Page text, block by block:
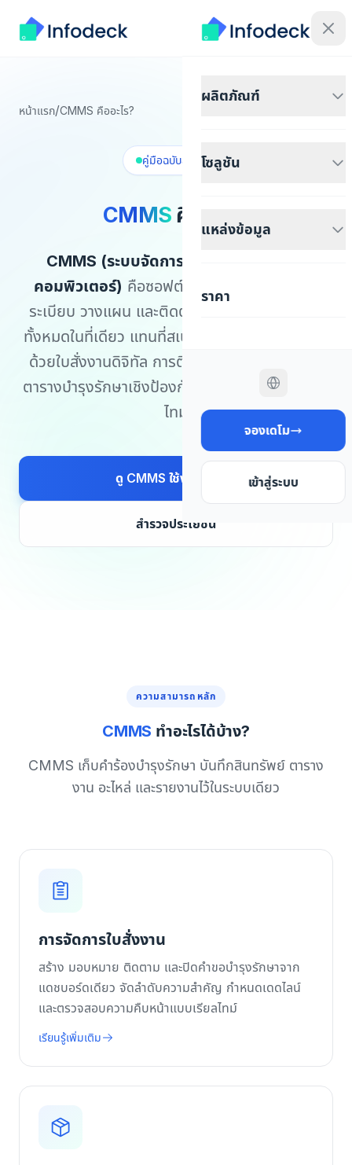
ผลิตภัณฑ์
โซลูชัน
แหล่งข้อมูล
ราคา
จองเดโม
เข้าสู่ระบบ
หน้าแรก/CMMS คืออะไร?
คู่มือฉบับสมบูรณ์
CMMS คืออะไร?
CMMS (ระบบจัดการงานบำรุงรักษาด้วย
คอมพิวเตอร์) คือซอฟต์แวร์ที่ช่วยทีมอาคารจัด
ระเบียบ วางแผน และติดตามกิจกรรมบำรุงรักษา
ทั้งหมดในที่เดียว แทนที่สเปรดชีตและระบบกระดาษ
ด้วยใบสั่งงานดิจิทัล การติดตามสินทรัพย์ การจัด
ตารางบำรุงรักษาเชิงป้องกัน และรายงานแบบเรียล
ไทม์
ดู CMMS ใช้งานจริง
สำรวจประโยชน์
ความสามารถหลัก
CMMS ทำอะไรได้บ้าง?
CMMS เก็บคำร้องบำรุงรักษา บันทึกสินทรัพย์ ตาราง
งาน อะไหล่ และรายงานไว้ในระบบเดียว
การจัดการใบสั่งงาน
สร้าง มอบหมาย ติดตาม และปิดคำขอบำรุงรักษาจาก
แดชบอร์ดเดียว จัดลำดับความสำคัญ กำหนดเดดไลน์
และตรวจสอบความคืบหน้าแบบเรียลไทม์
เรียนรู้เพิ่มเติม